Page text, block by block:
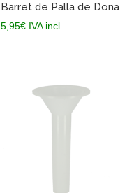
Barret de Palla de Dona
5,95€ IVA incl.